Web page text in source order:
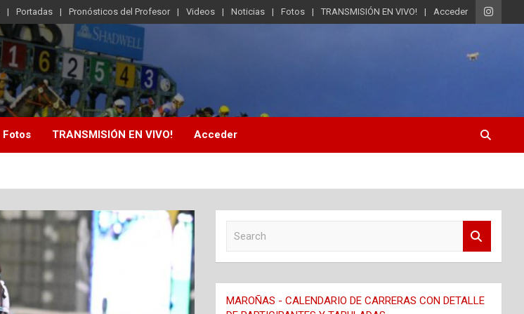
Portadas Pronósticos del Profesor Videos Noticias Fotos TRANSMISIÓN EN VIVO! Acceder
Fotos TRANSMISIÓN EN VIVO! Acceder
c
h
MAROÑAS - CALENDARIO DE CARRERAS CON DETALLE